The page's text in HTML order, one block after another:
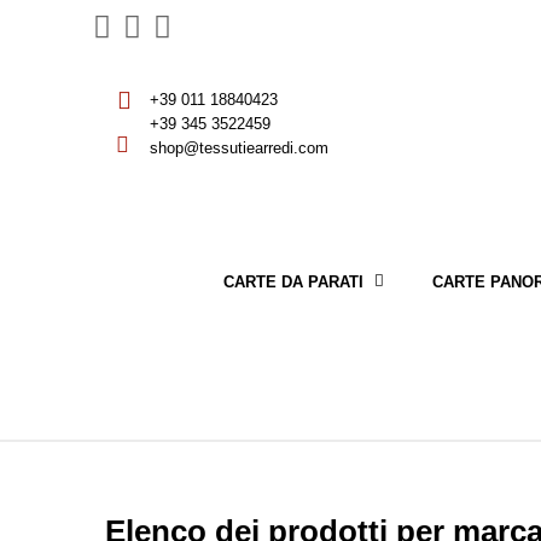
+39 011 18840423
+39 345 3522459
shop@tessutiearredi.com
CARTE DA PARATI CARTE
Elenco dei prodotti per